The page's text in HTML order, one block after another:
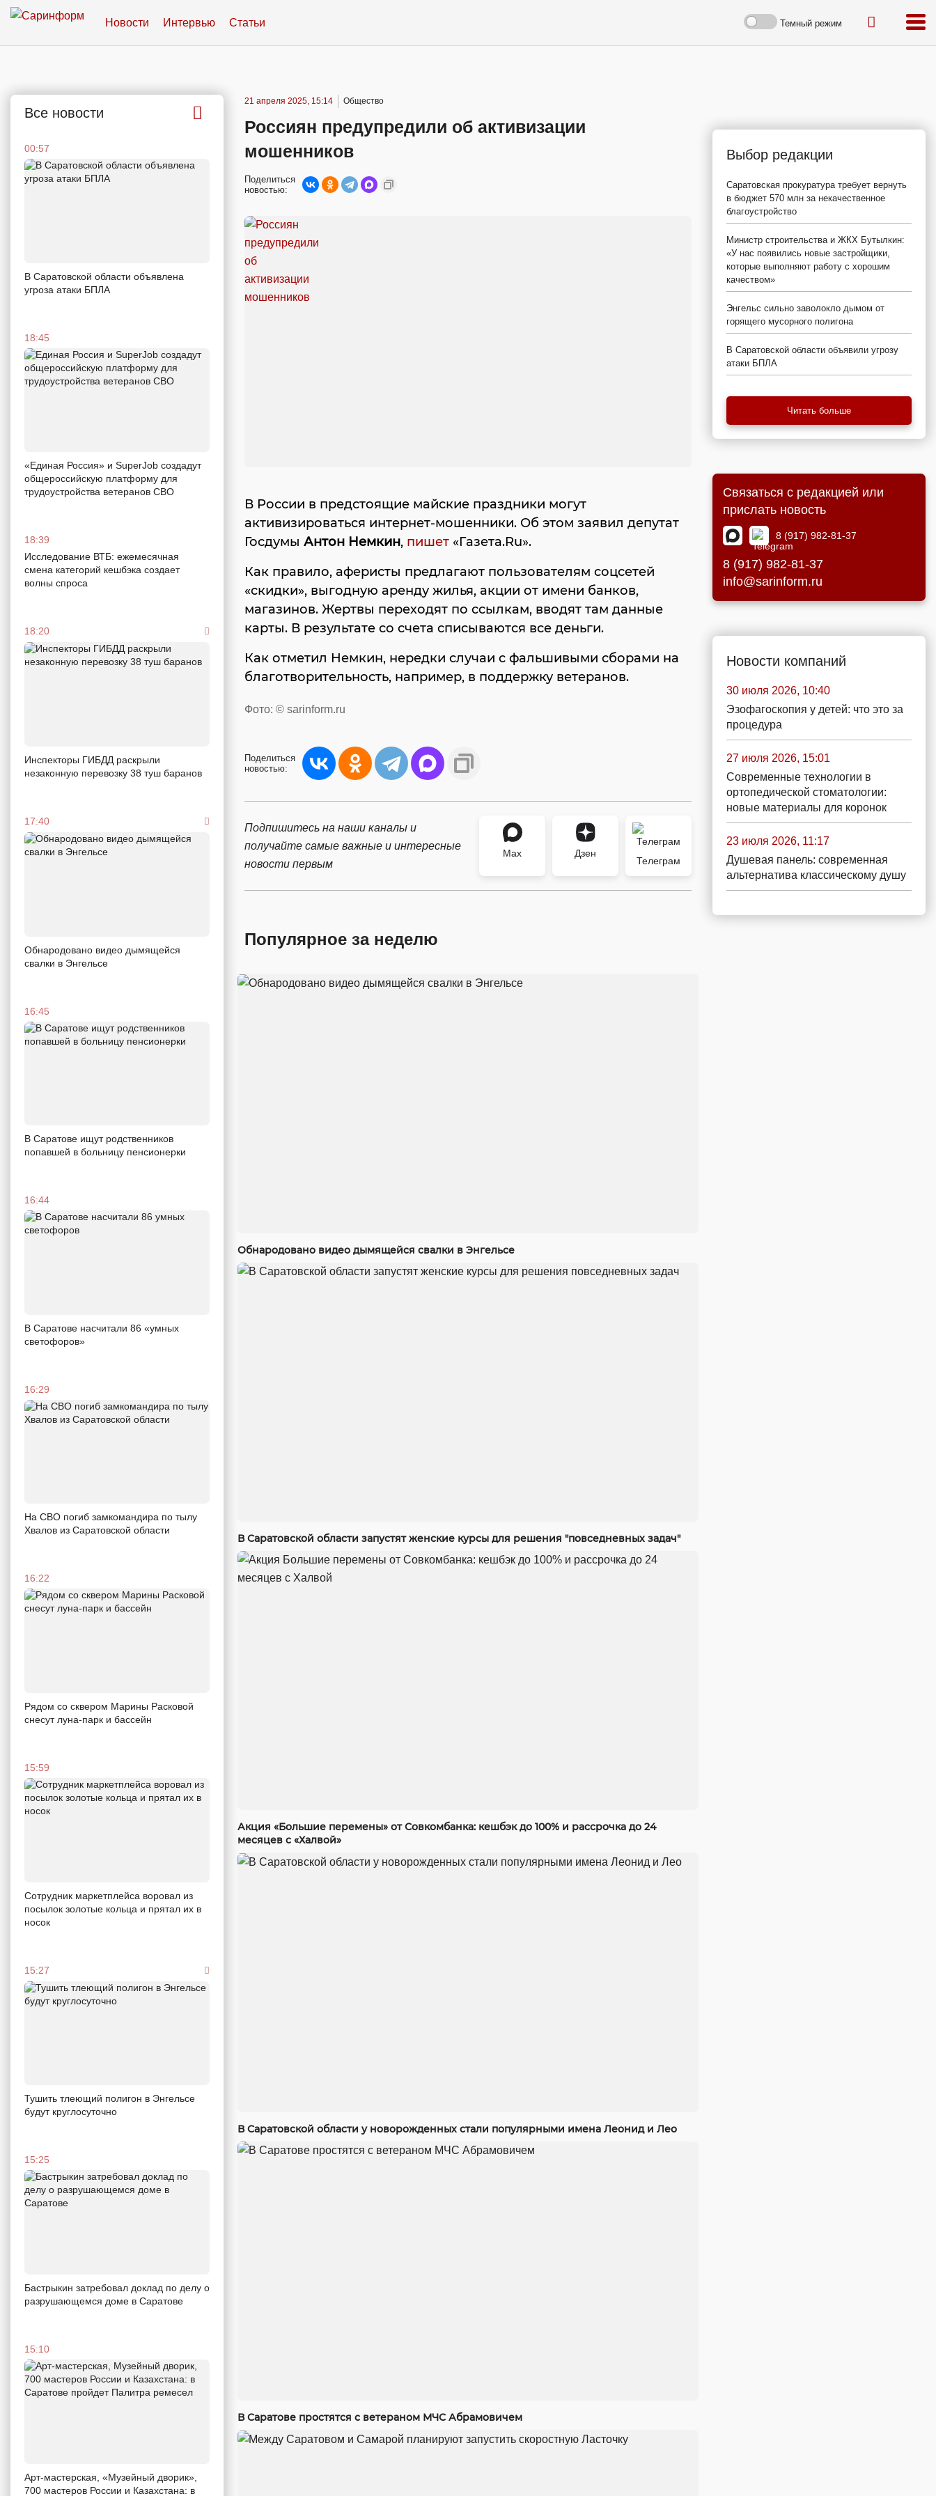
Новости Интервью Статьи Темный режим
Все новости
00:57
В Саратовской области объявлена
угроза атаки БПЛА
18:45
«Единая Россия» и SuperJob создадут
общероссийскую платформу для
трудоустройства ветеранов СВО
18:39
Исследование ВТБ: ежемесячная
смена категорий кешбэка создает
волны спроса
18:20
Инспекторы ГИБДД раскрыли
незаконную перевозку 38 туш баранов
17:40
Обнародовано видео дымящейся
свалки в Энгельсе
16:45
В Саратове ищут родственников
попавшей в больницу пенсионерки
16:44
В Саратове насчитали 86 «умных
светофоров»
16:29
На СВО погиб замкомандира по тылу
Хвалов из Саратовской области
16:22
Рядом со сквером Марины Расковой
снесут луна-парк и бассейн
15:59
Сотрудник маркетплейса воровал из
посылок золотые кольца и прятал их в
носок
15:27
Тушить тлеющий полигон в Энгельсе
будут круглосуточно
15:25
Бастрыкин затребовал доклад по делу о
разрушающемся доме в Саратове
15:10
Арт-мастерская, «Музейный дворик»,
700 мастеров России и Казахстана: в
21 апреля 2025, 15:14 Общество
Россиян предупредили об активизации
мошенников
Поделиться
новостью:
В России в предстоящие майские праздники могут
активизироваться интернет-мошенники. Об этом заявил депутат
Госдумы Антон Немкин, пишет «Газета.Ru».
Как правило, аферисты предлагают пользователям соцсетей
«скидки», выгодную аренду жилья, акции от имени банков,
магазинов. Жертвы переходят по ссылкам, вводят там данные
карты. В результате со счета списываются все деньги.
Как отметил Немкин, нередки случаи с фальшивыми сборами на
благотворительность, например, в поддержку ветеранов.
Фото: © sarinform.ru
Поделиться
новостью:
Подпишитесь на наши каналы и
получайте самые важные и интересные
новости первым
Max Дзен
Телеграм
Популярное за неделю
Обнародовано видео дымящейся свалки в Энгельсе
В Саратовской области запустят женские курсы для решения "повседневных задач"
Акция «Большие перемены» от Совкомбанка: кешбэк до 100% и рассрочка до 24
месяцев с «Халвой»
В Саратовской области у новорожденных стали популярными имена Леонид и Лео
В Саратове простятся с ветераном МЧС Абрамовичем
Выбор редакции
Саратовская прокуратура требует вернуть
в бюджет 570 млн за некачественное
благоустройство
Министр строительства и ЖКХ Бутылкин:
«У нас появились новые застройщики,
которые выполняют работу с хорошим
качеством»
Энгельс сильно заволокло дымом от
горящего мусорного полигона
В Саратовской области объявили угрозу
атаки БПЛА
Читать больше
Связаться с редакцией или
прислать новость
8 (917) 982-81-37
8 (917) 982-81-37
info@sarinform.ru
Новости компаний
30 июля 2026, 10:40
Эзофагоскопия у детей: что это за
процедура
27 июля 2026, 15:01
Современные технологии в
ортопедической стоматологии:
новые материалы для коронок
23 июля 2026, 11:17
Душевая панель: современная
альтернатива классическому душу